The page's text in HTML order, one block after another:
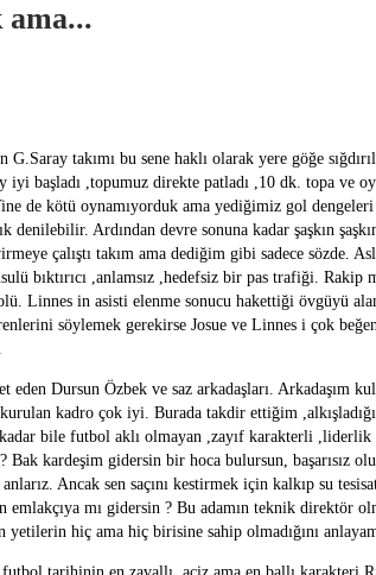
ama...
takımı bu sene haklı olarak yere göğe
iyi başladı ,topumuz direkte patladı ,10 dk. topa ve
de kötü oynamıyorduk ama yediğimiz gol
denilebilir. Ardından devre sonuna kadar şaşkın
çalıştı takım ama dediğim gibi sadece sözde.
bıktırıcı ,anlamsız ,hedefsiz bir pas trafiği.
Linnes in asisti elenme sonucu hakettiği övgüyü
söylemek gerekirse Josue ve Linnes i çok
eden Dursun Özbek ve saz arkadaşları. Arkadaşım
kadro çok iyi. Burada takdir ettiğim
bile futbol aklı olmayan ,zayıf karakterli ,liderlik
Bak kardeşim gidersin bir hoca bulursun, başarısız
Ancak sen saçını kestirmek için kalkıp su
emlakçıya mı gidersin ? Bu adamın teknik direktör
yetilerin hiç ama hiç birisine sahip olmadığını